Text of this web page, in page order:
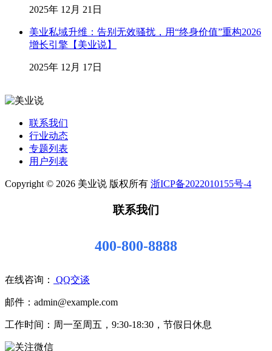
2025年 12月 21日
美业私域升维：告别无效骚扰，用“终身价值”重构2026
增长引擎【美业说】
2025年 12月 17日
联系我们
行业动态
专题列表
用户列表
Copyright © 2026 美业说 版权所有 浙ICP备2022010155号-4
联系我们
400-800-8888
在线咨询： QQ交谈
邮件：admin@example.com
工作时间：周一至周五，9:30-18:30，节假日休息